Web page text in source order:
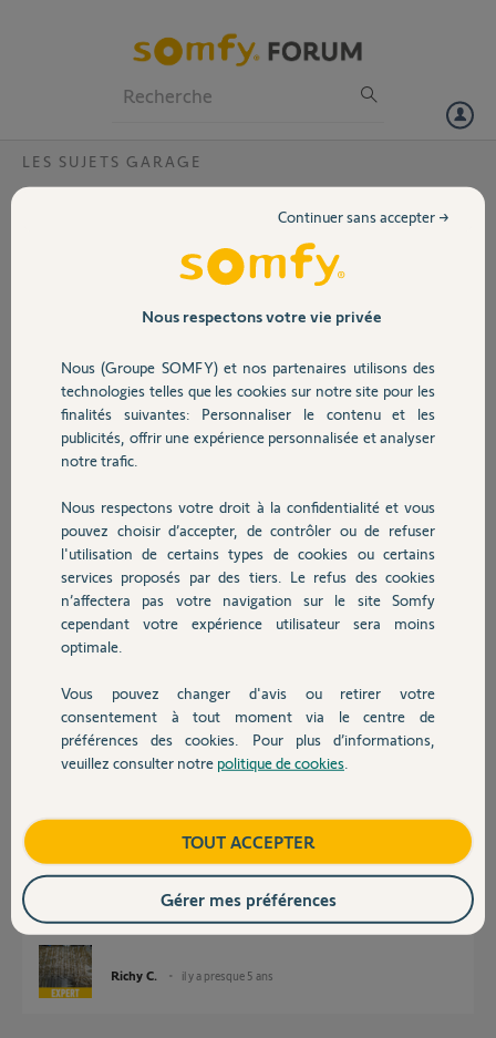
Volet
Sécurité
Domotique
Chauffage
Autres produits
Devis avec un pro
Contact
LES SUJETS GARAGE
Comment augmenter fin de dexxo compact
Comment augmenter la fin de course de mon portail dexxo compact
Merci,
Gerald M.
il y a presque 5 ans
Participer au fil de discussion
Réponses
Merci
Gerald M. il y a presque 5 ans
Il faut reculer et serrer la butée de fin de course d'ouverture à la position
Puis refaire l'apprentissage des courses.
Richy C. il y a presque 5 ans
Nous respectons votre vie privée
Nous (Groupe SOMFY) et nos partenaires utilisons des
technologies telles que les cookies sur notre site pour les
finalités suivantes: Personnaliser le contenu et les
publicités, offrir une expérience personnalisée et analyser
notre trafic.
Nous respectons votre droit à la confidentialité et vous
pouvez choisir d’accepter, de contrôler ou de refuser
l'utilisation de certains types de cookies ou certains
services proposés par des tiers. Le refus des cookies
n’affectera pas votre navigation sur le site Somfy
cependant votre expérience utilisateur sera moins
optimale.
Vous pouvez changer d'avis ou retirer votre
consentement à tout moment via le centre de
préférences des cookies. Pour plus d’informations,
veuillez consulter notre politique de cookies
Continuer sans accepter →
TOUT ACCEPTER
Gérer mes préférences